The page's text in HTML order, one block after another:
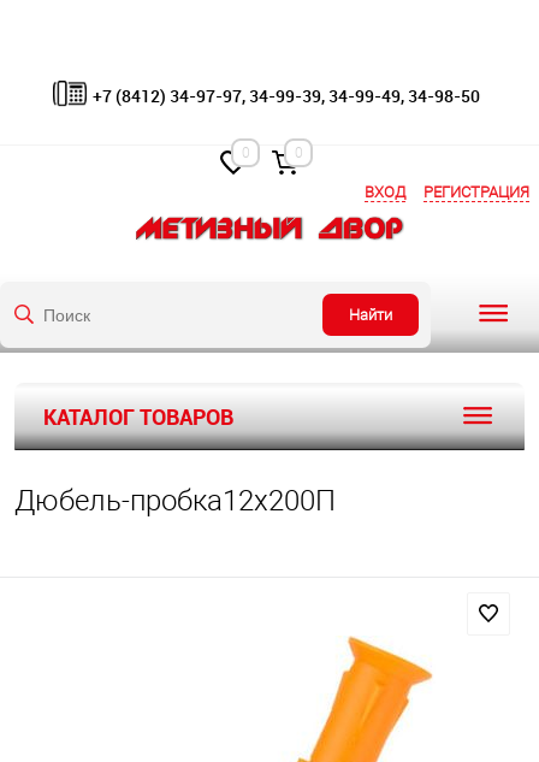
ВХОД РЕГИСТРАЦИЯ
Найти
+7 (8412) 34-97-97, 34-99-39, 34-99-49, 34-98-50
0 0
КАТАЛОГ ТОВАРОВ
Дюбель-пробка12х200П